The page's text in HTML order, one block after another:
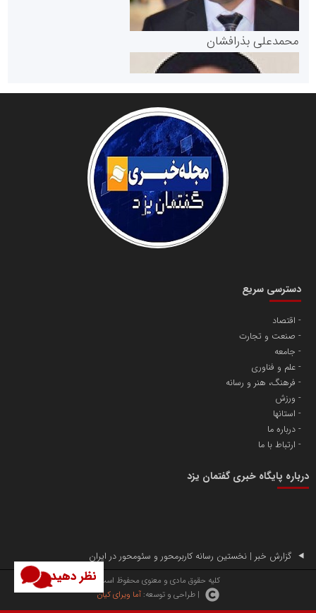
نظر دهید
پایگاه خبری گفتمان یزد
دانشگاه سئوی ایران
پایگاه اطلاع رسانی اعتلای نهادهای مردمی
پایگاه اطلاع رسانی دریا و نفت
سازمان صنعت،معدن و تجارت
آهن و فولاد غدیر ایرانیان
تامین آهن اسفنجی تولیدکنندگان فولاد در کشور
تریبون
انتشار گسترده محتوا در رسانه گزارش خبر
محمدعلی بذرافشان
مریم حاج نوروز نظری
مسعودصادقی
دسترسی سریع
اقتصاد
صنعت و تجارت
جامعه
علم و فناوری
فرهنگ، هنر و رسانه
ورزش
استانها
درباره ما
ارتباط با ما
درباره پایگاه خبری گفتمان یزد
گزارش خبر | نخستین رسانه کاربرمحور و سئومحور در ایران
کلیه حقوق مادی و معنوی محفوظ است.
| طراحی و توسعه: آما ویرای کیان